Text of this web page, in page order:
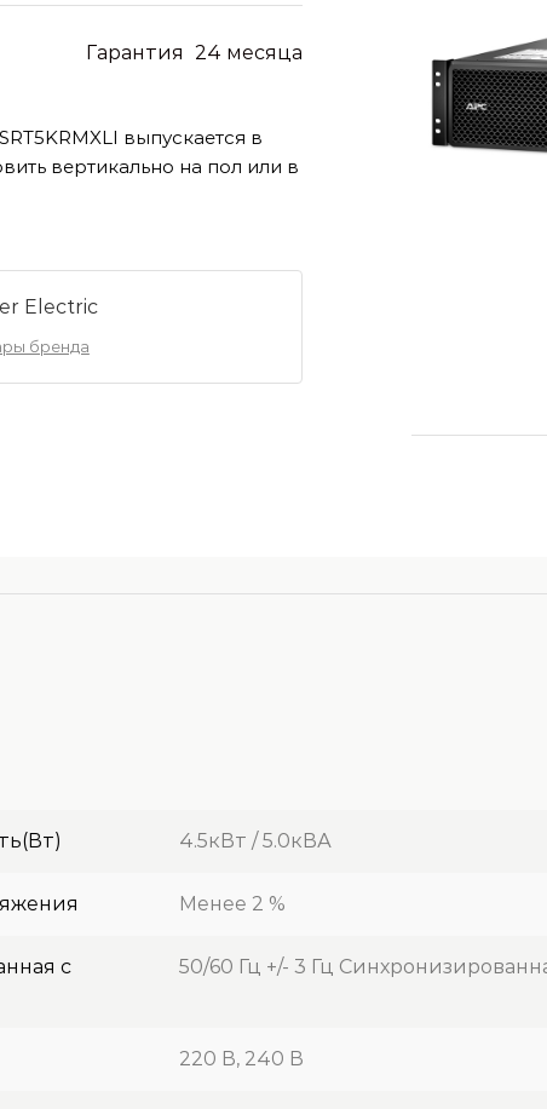
Гарантия 24 месяца
выпускается в
вертикально на пол или в
Electric
бренда
4.5кВт / 5.0кВА
Менее 2 %
с
50/60 Гц +/- 3 Гц
220 В, 240 В